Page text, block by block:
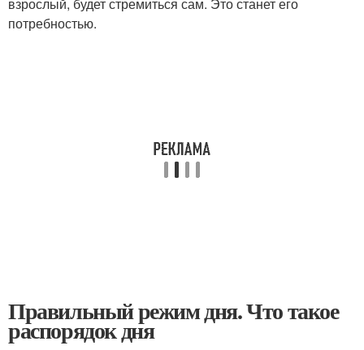
потребностью.
Правильный режим дня. Что такое
распорядок дня